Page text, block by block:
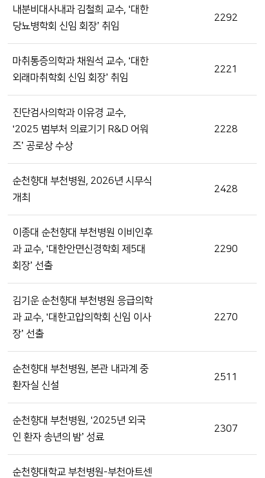
내분비대사내과 김철희 교수, ‘대한
당뇨병학회 신임 회장’ 취임
2292
마취통증의학과 채원석 교수, ‘대한
외래마취학회 신임 회장’ 취임
2221
진단검사의학과 이유경 교수,
‘2025 범부처 의료기기 R&D 어워
즈’ 공로상 수상
2228
순천향대 부천병원, 2026년 시무식
개최
2428
이종대 순천향대 부천병원 이비인후
과 교수, ‘대한안면신경학회 제5대
회장’ 선출
2290
김기운 순천향대 부천병원 응급의학
과 교수, ‘대한고압의학회 신임 이사
장’ 선출
2270
순천향대 부천병원, 본관 내과계 중
환자실 신설
2511
순천향대 부천병원, ‘2025년 외국
인 환자 송년의 밤’ 성료
2307
순천향대학교 부천병원-부천아트센